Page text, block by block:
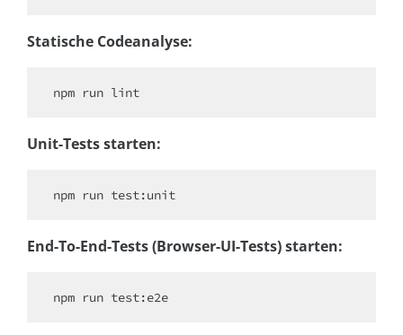
Statische Codeanalyse:
npm run lint
Unit-Tests starten:
npm run test:unit
End-To-End-Tests (Browser-UI-Tests) starten:
npm run test:e2e